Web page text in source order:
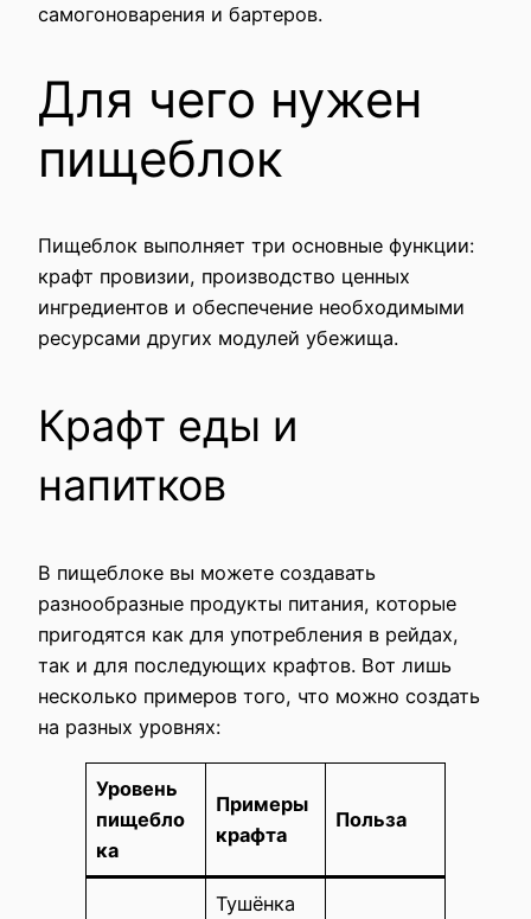
самогоноварения и бартеров.
Для чего нужен
пищеблок
Пищеблок выполняет три основные функции:
крафт провизии, производство ценных
ингредиентов и обеспечение необходимыми
ресурсами других модулей убежища.
Крафт еды и
напитков
В пищеблоке вы можете создавать
разнообразные продукты питания, которые
пригодятся как для употребления в рейдах,
так и для последующих крафтов. Вот лишь
несколько примеров того, что можно создать
на разных уровнях:
Уровень
пищебло
ка
Примеры
крафта
Польза
Тушёнка